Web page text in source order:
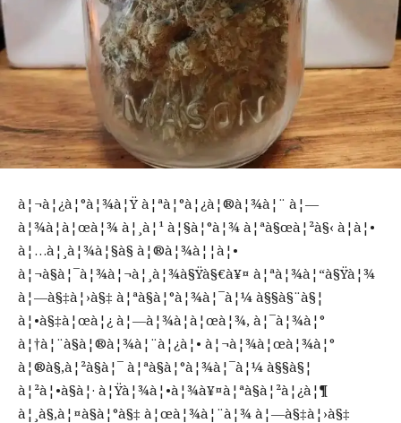
à¦¬à¦¿à¦°à¦¾à¦Ÿ à¦ªà¦°à¦¿à¦®à¦¾à¦¨ à¦—
à¦¾à¦à¦œà¦¾ à¦¸à¦¹ à¦§à¦°à¦¾ à¦ªà§œà¦²à§‹ à¦à¦•
à¦…à¦¸à¦¾à¦§à§ à¦®à¦¾à¦¦à¦•
à¦¬à§à¦¯à¦¾à¦¬à¦¸à¦¾à§Ÿà§€à¥¤ à¦ªà¦¾à¦“à§Ÿà¦¾
à¦—à§‡à¦›à§‡ à¦ªà§à¦°à¦¾à¦¯à¦¼ à§§à§¨à§¦
à¦•à§‡à¦œà¦¿ à¦—à¦¾à¦à¦œà¦¾, à¦¯à¦¾à¦°
à¦†à¦¨à§à¦®à¦¾à¦¨à¦¿à¦• à¦¬à¦¾à¦œà¦¾à¦°
à¦®à§‚à¦²à§à¦¯ à¦ªà§à¦°à¦¾à¦¯à¦¼ à§§à§¦
à¦²à¦•à§à¦· à¦Ÿà¦¾à¦•à¦¾à¥¤à¦ªà§à¦²à¦¿à¦¶
à¦¸à§‚à¦¤à§à¦°à§‡ à¦œà¦¾à¦¨à¦¾ à¦—à§‡à¦›à§‡